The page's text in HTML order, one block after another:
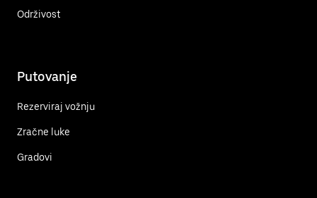
Održivost
Putovanje
Rezerviraj vožnju
Zračne luke
Gradovi